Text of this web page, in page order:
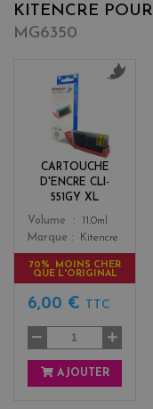
KITENCRE POUR
MG6350
CARTOUCHE
D'ENCRE CLI-
551GY XL
Color
s
Volume
11.0ml
Marque
Kitencre
70% MOINS CHER
QUE L'ORIGINAL
6,00 € TTC
AJOUTER